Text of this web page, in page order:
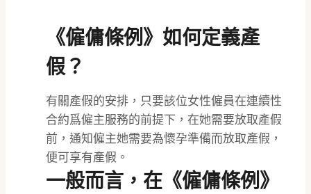
《僱傭條例》如何定義產
假？
有關產假的安排，只要該位女性僱員在連續性
合約爲僱主服務的前提下，在她需要放取產假
前，通知僱主她需要為懷孕準備而放取產假，
便可享有產假。
一般而言，在《僱傭條例》